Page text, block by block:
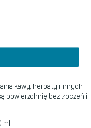
kawy, herbaty i innych
powierzchnię bez tłoczeń i
ml